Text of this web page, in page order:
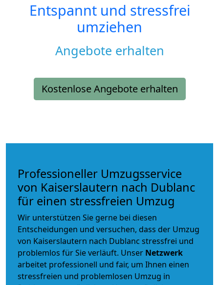
Entspannt und stressfrei
umziehen
Angebote erhalten
Kostenlose Angebote erhalten
Professioneller Umzugsservice
von Kaiserslautern nach Dublanc
für einen stressfreien Umzug
Wir unterstützen Sie gerne bei diesen
Entscheidungen und versuchen, dass der Umzug
von Kaiserslautern nach Dublanc stressfrei und
problemlos für Sie verläuft. Unser Netzwerk
arbeitet professionell und fair, um Ihnen einen
stressfreien und problemlosen Umzug in